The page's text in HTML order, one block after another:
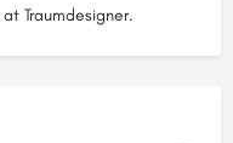
Traumdesigner.